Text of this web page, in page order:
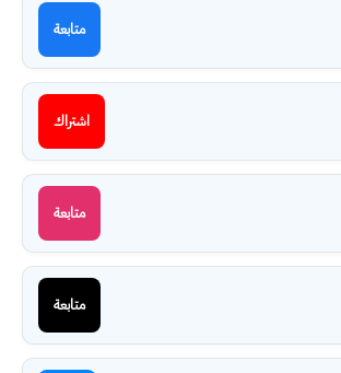
متابعة
اشتراك
متابعة
متابعة